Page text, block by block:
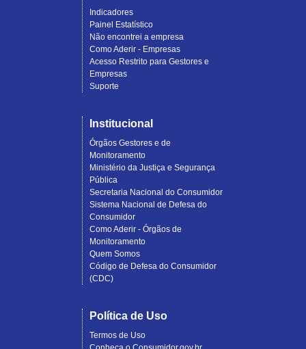
Indicadores
Painel Estatístico
Não encontrei a empresa
Como Aderir - Empresas
Acesso Restrito para Gestores e
Empresas
Suporte
Institucional
Órgãos Gestores e de
Monitoramento
Ministério da Justiça e Segurança
Pública
Secretaria Nacional do Consumidor
Sistema Nacional de Defesa do
Consumidor
Como Aderir - Órgãos de
Monitoramento
Quem Somos
Código de Defesa do Consumidor
(CDC)
Política de Uso
Termos de Uso